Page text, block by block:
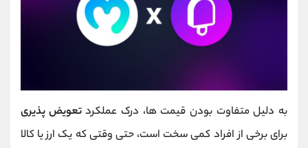
به دلیل متفاوت بودن قیمت ها، درک عملکردتعویض پذیری
برای برخی از افراد کمی سخت است، حتی وقتی که یک ارز یا کالا